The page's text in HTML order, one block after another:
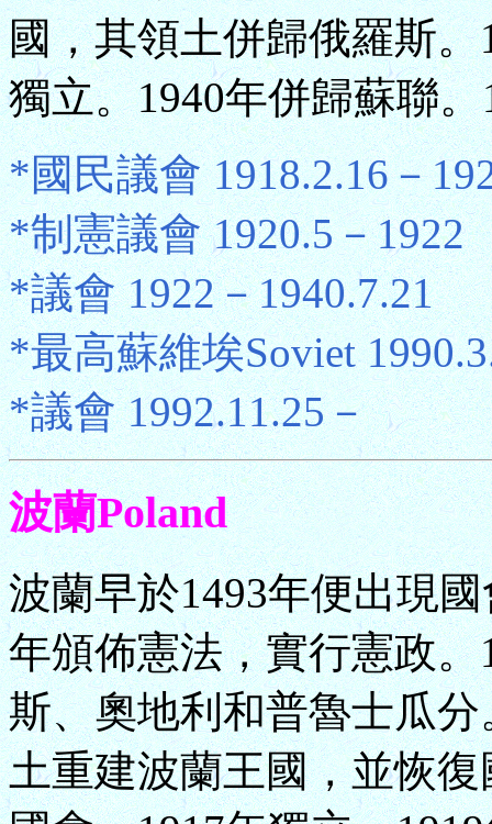
國，其領土併歸俄羅斯
獨立。1940年併歸蘇聯
*國民議會 1918.2.16－
*制憲議會 1920.5－1922
*議會 1922－1940.7.21
*最高蘇維埃Soviet
*議會 1992.11.25－
波蘭Poland
波蘭早於1493年便出現
年頒佈憲法，實行憲政
斯、奧地利和普魯士瓜
土重建波蘭王國，並恢